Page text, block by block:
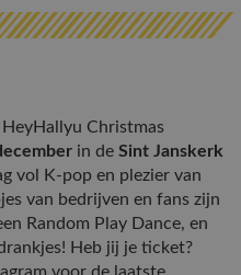
Christmas
in de Sint Janskerk
vol K-pop en plezier van
van bedrijven en fans zijn
Random Play Dance, en
Heb jij je ticket?